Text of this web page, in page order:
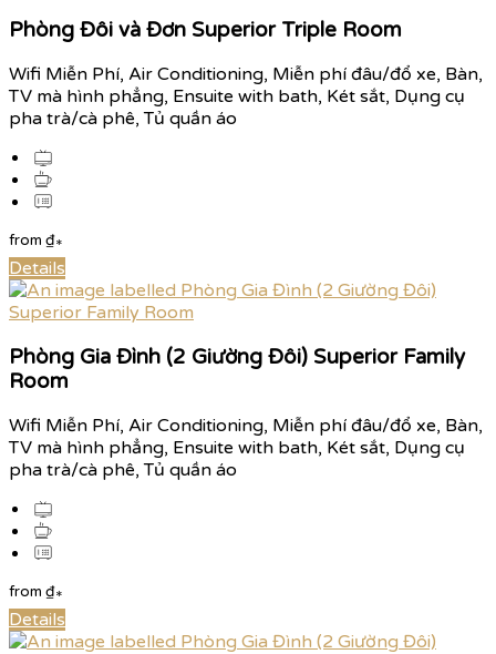
Phòng Đôi và Đơn Superior Triple Room
Wifi Miễn Phí, Air Conditioning, Miễn phí đâu/đổ xe, Bàn,
TV mà hình phẳng, Ensuite with bath, Két sắt, Dụng cụ
pha trà/cà phê, Tủ quần áo
from ₫*
Details
Phòng Gia Đình (2 Giường Đôi) Superior Family
Room
Wifi Miễn Phí, Air Conditioning, Miễn phí đâu/đổ xe, Bàn,
TV mà hình phẳng, Ensuite with bath, Két sắt, Dụng cụ
pha trà/cà phê, Tủ quần áo
from ₫*
Details